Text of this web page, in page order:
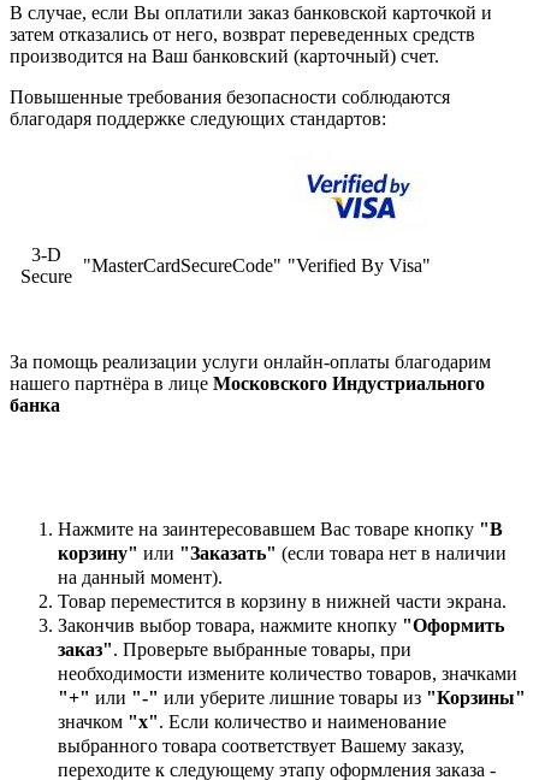
В случае, если Вы оплатили заказ банковской карточкой и
затем отказались от него, возврат переведенных средств
производится на Ваш банковский (карточный) счет.
Повышенные требования безопасности соблюдаются
благодаря поддержке следующих стандартов:
3-D
Secure
"MasterCardSecureCode" "Verified By Visa"
За помощь реализации услуги онлайн-оплаты благодарим
нашего партнёра в лице Московского Индустриального
банка
Нажмите на заинтересовавшем Вас товаре кнопку "В
корзину" или "Заказать" (если товара нет в наличии
на данный момент).
Товар переместится в корзину в нижней части экрана.
Закончив выбор товара, нажмите кнопку "Оформить
заказ". Проверьте выбранные товары, при
необходимости измените количество товаров, значками
"+" или "-" или уберите лишние товары из "Корзины"
значком "х". Если количество и наименование
выбранного товара соответствует Вашему заказу,
переходите к следующему этапу оформления заказа -